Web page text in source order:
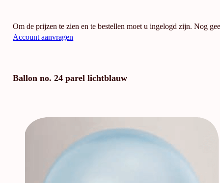
Om de prijzen te zien en te bestellen moet u ingelogd zijn. Nog
Account aanvragen
Ballon no. 24 parel lichtblauw